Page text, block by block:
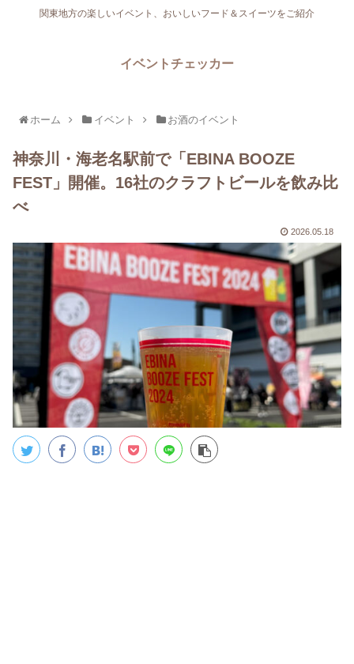
関東地方の楽しいイベント、おいしいフード＆スイーツをご紹介
イベントチェッカー
ホーム イベント お酒のイベント
神奈川・海老名駅前で「EBINA BOOZE
FEST」開催。16社のクラフトビールを飲み比
べ
2026.05.18